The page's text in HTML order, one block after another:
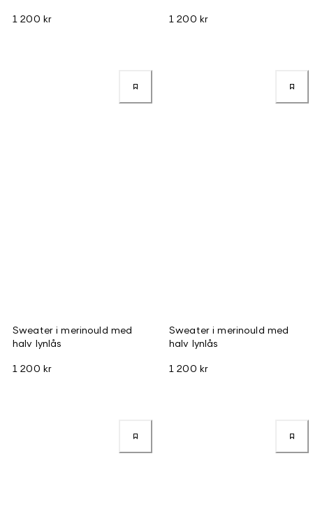
1 200 kr 1 200 kr
Sweater i merinould med
halv lynlås
1 200 kr
Sweater i merinould med
halv lynlås
1 200 kr